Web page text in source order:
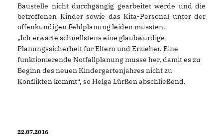
Baustelle nicht durchgängig gearbeitet werde und die
betroffenen Kinder sowie das Kita-Personal unter der
offenkundigen Fehlplanung leiden müssten.
Ich erwarte schnellstens eine glaubwürdige
Planungssicherheit für Eltern und Erzieher. Eine
funktionierende Notfallplanung müsse her, damit es zu
Beginn des neuen Kindergartenjahres nicht zu
Konflikten kommt“, so Helga Lürßen abschließend.
22.07.2016